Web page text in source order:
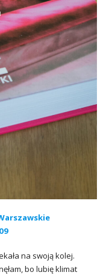
na swoją kolej.
bo lubię klimat